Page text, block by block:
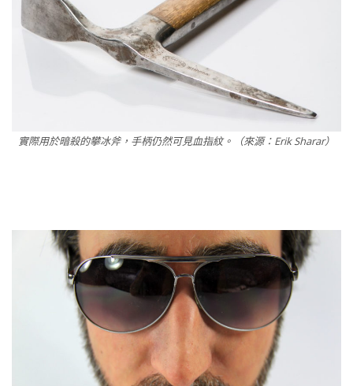
實際用於暗殺的攀冰斧，手柄仍然可見血指紋。（來源：Erik Sharar）